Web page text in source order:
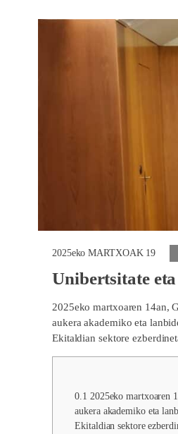
2025eko MARTXOAK 19
Unibertsitate
2025eko martxoaren 14an,
aukera akademiko eta
Ekitaldian sektore
0.1 2025eko martxoaren
aukera akademiko eta
Ekitaldian sektore